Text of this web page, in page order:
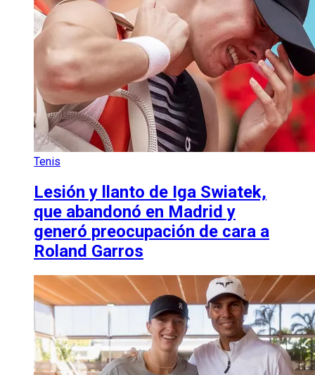
Tenis
Lesión y llanto de Iga Swiatek,
que abandonó en Madrid y
generó preocupación de cara a
Roland Garros